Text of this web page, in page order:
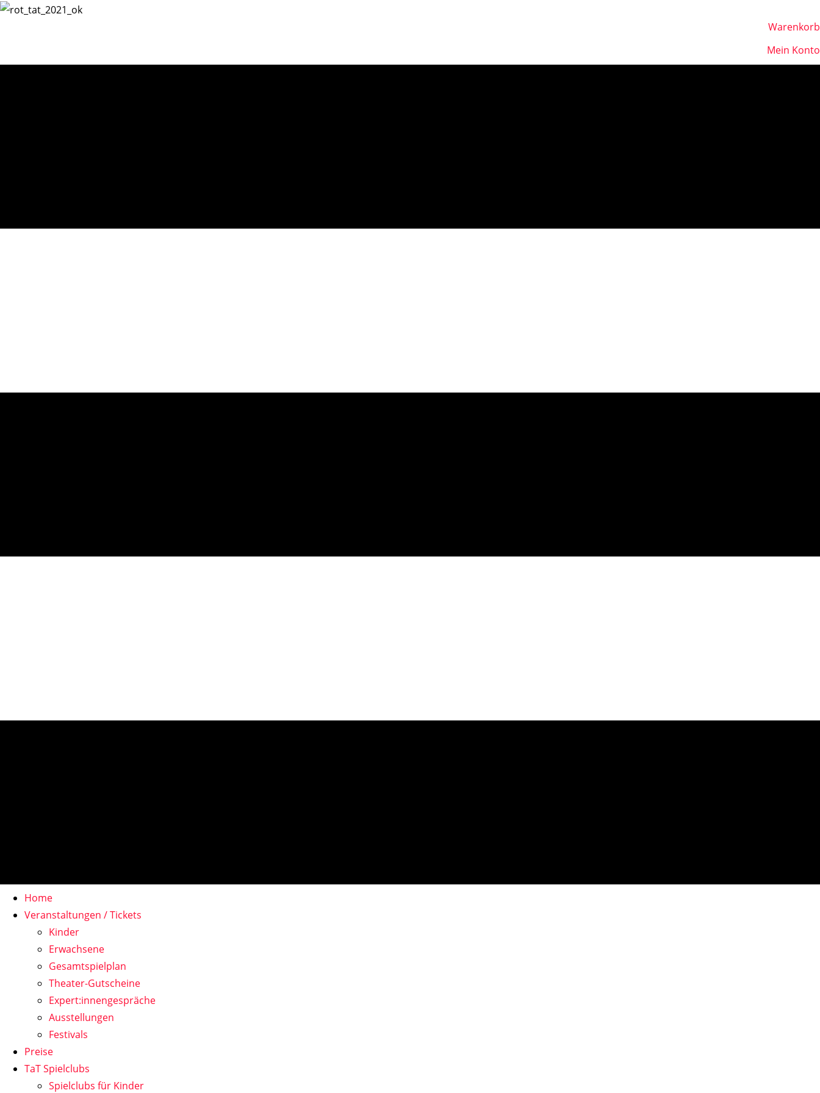
Warenkorb
Mein Konto
Home
Veranstaltungen / Tickets
Kinder
Erwachsene
Gesamtspielplan
Theater-Gutscheine
Expert:innengespräche
Ausstellungen
Festivals
Preise
TaT Spielclubs
Spielclubs für Kinder